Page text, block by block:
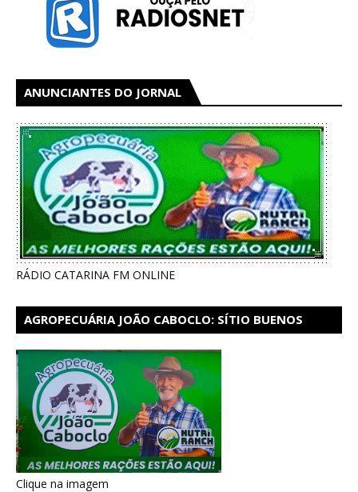
ANUNCIANTES DO JORNAL
RÁDIO CATARINA FM ONLINE
AGROPECUÁRIA JOÃO CABOCLO: SÍTIO BUENOS
Clique na imagem